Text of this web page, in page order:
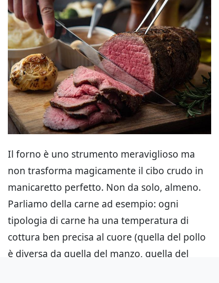
Il forno è uno strumento meraviglioso ma
non trasforma magicamente il cibo crudo in
manicaretto perfetto. Non da solo, almeno.
Parliamo della carne ad esempio: ogni
tipologia di carne ha una temperatura di
cottura ben precisa al cuore (quella del pollo
è diversa da quella del manzo, quella del